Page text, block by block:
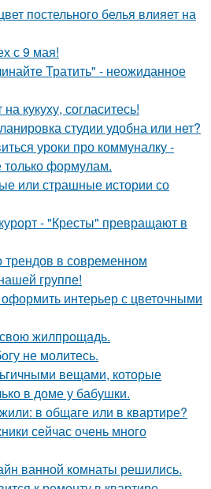
постельного белья влияет на
с 9 мая!
Тратить" - неожиданное
кукуху, согласитесь!
студии удобна или нет?
уроки про коммуналку -
только формулам.
или страшные истории со
- "Кресты" превращают в
трендов в современном
группе!
интерьер с цветочными
жилпрощадь.
не молитесь.
вещами, которые
в доме у бабушки.
в общаге или в квартире?
сейчас очень много
ванной комнаты решились.